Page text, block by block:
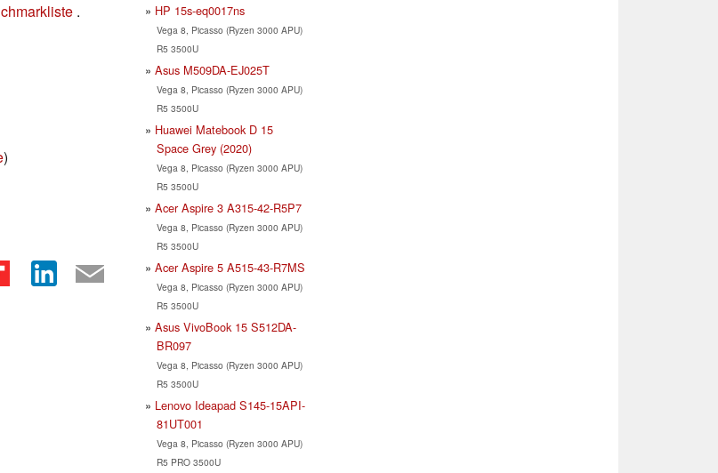
.
)
HP 15s-eq0017ns
Vega 8, Picasso (Ryzen 3000 APU)
R5 3500U
Asus M509DA-EJ025T
Vega 8, Picasso (Ryzen 3000 APU)
R5 3500U
Huawei Matebook D 15
Space Grey (2020)
Vega 8, Picasso (Ryzen 3000 APU)
R5 3500U
Acer Aspire 3 A315-42-R5P7
Vega 8, Picasso (Ryzen 3000 APU)
R5 3500U
Acer Aspire 5 A515-43-R7MS
Vega 8, Picasso (Ryzen 3000 APU)
R5 3500U
Asus VivoBook 15 S512DA-
BR097
Vega 8, Picasso (Ryzen 3000 APU)
R5 3500U
Lenovo Ideapad S145-15API-
81UT001
Vega 8, Picasso (Ryzen 3000 APU)
R5 PRO 3500U